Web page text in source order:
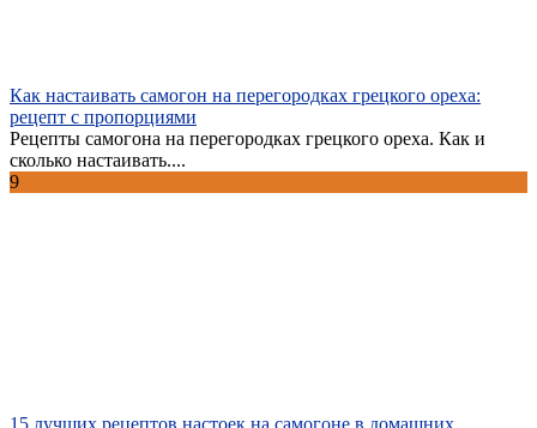
Как настаивать самогон на перегородках грецкого ореха:
рецепт с пропорциями
Рецепты самогона на перегородках грецкого ореха. Как и
сколько настаивать....
9
15 лучших рецептов настоек на самогоне в домашних